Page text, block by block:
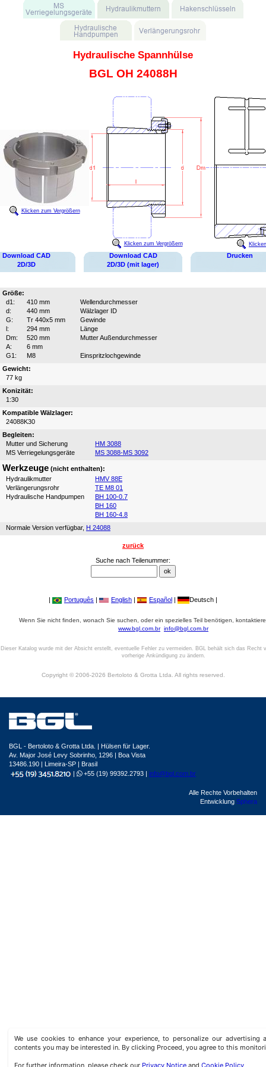
Hydraulische Spannhülse
BGL OH 24088H
Klicken zum Vergrößern
Klicken zum Vergrößern
Download CAD
2D/3D
Download CAD
2D/3D (mit lager)
Drucken
Größe:
d1:
410 mm
Wellendurchmesser
d:
440 mm
Wälzlager ID
G:
Tr 440x5 mm
Gewinde
l:
294 mm
Länge
Dm:
520 mm
Mutter Außendurchmesser
A:
6 mm
G1:
M8
Einspritzlochgewinde
Gewicht:
77 kg
Konizität:
1:30
Kompatible Wälzlager:
24088K30
Begleiten:
Mutter und Sicherung
HM 3088
MS Verriegelungsgeräte
MS 3088-MS 3092
Werkzeuge (nicht enthalten):
Hydraulikmutter
HMV 88E
Verlängerungsrohr
TE M8 01
Hydraulische Handpumpen
BH 100-0.7
BH 160
BH 160-4.8
Normale Version verfügbar, H 24088
zurück
Suche nach Teilenummer:
| Português | English | Español | Deutsch |
Wenn Sie nicht finden, wonach Sie suchen, oder ein spezielles Teil benötigen,
www.bgl.com.br info@bgl.com.br
Dieser Katalog wurde mit der Absicht erstellt, eventuelle Fehler zu vermeiden. BGL behält sich das Recht
vorherige Ankündigung zu ändern.
Copyright © 2006-2026 Bertoloto & Grotta Ltda. All rights reserved.
We use cookies to enhance your experience, to personalize our advertising
contents you may be interested in. By clicking Proceed, you agree to this
For further information, please check our Privacy Notice andCookie Policy
BGL - Bertoloto & Grotta Ltda. | Hülsen für Lager.
Av. Major José Levy Sobrinho, 1296 | Boa Vista
13486.190 | Limeira-SP | Brasil
|
+55 (19) 99392.2793 | info@bgl.com.br
Alle Rechte Vorbehalten
Entwicklung Sphera